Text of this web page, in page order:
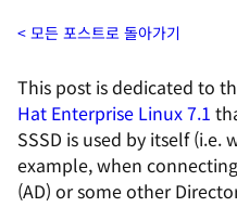
모든 포스트로 돌아가기
This post is dedicated to
Hat Enterprise Linux 7.1
SSSD is used by itself
example, when
(AD) or some other